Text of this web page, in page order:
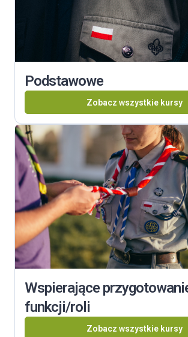
Podstawowe
Zobacz wszystkie kursy
Wspierające
funkcji/roli
Zobacz wszystkie kursy